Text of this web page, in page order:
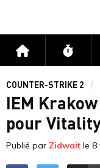
Accueil Flux
COUNTER-STRIKE 2
IEM
pour
Publié par Zidwait le 8